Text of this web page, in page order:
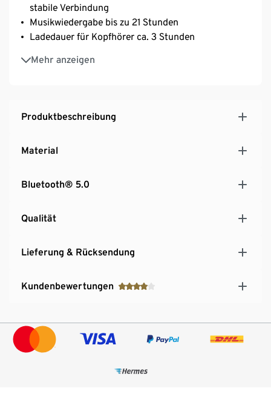
stabile Verbindung
Musikwiedergabe bis zu 21 Stunden
Ladedauer für Kopfhörer ca. 3 Stunden
Mehr anzeigen
Hochwertiger Stereo-Sound mit klaren Höhen und
satten Bässen
AUX-IN-Anschluss
Produktbeschreibung
Material
Bluetooth® 5.0
Qualität
Lieferung & Rücksendung
Kundenbewertungen